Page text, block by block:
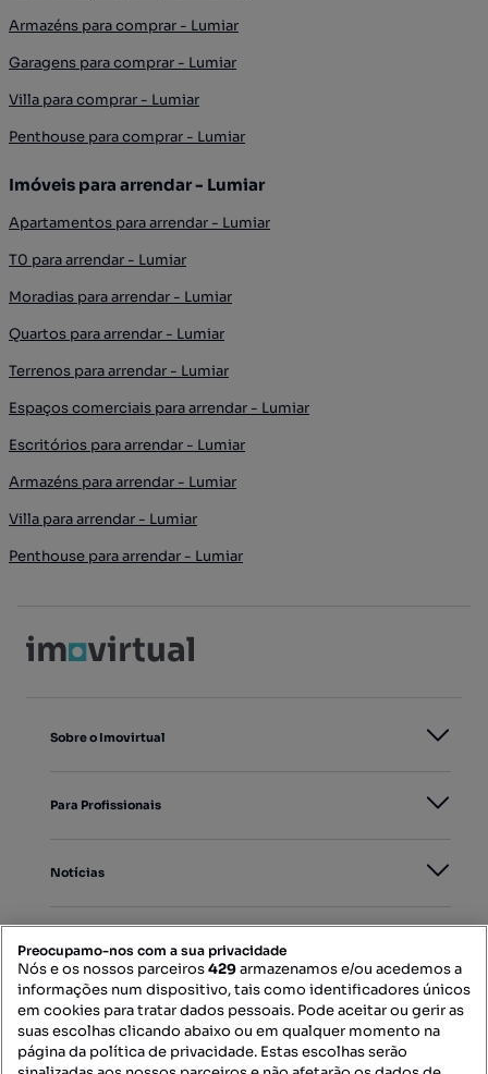
Armazéns para comprar - Lumiar
Garagens para comprar - Lumiar
Villa para comprar - Lumiar
Penthouse para comprar - Lumiar
Imóveis para arrendar - Lumiar
Apartamentos para arrendar - Lumiar
T0 para arrendar - Lumiar
Moradias para arrendar - Lumiar
Quartos para arrendar - Lumiar
Terrenos para arrendar - Lumiar
Espaços comerciais para arrendar - Lumiar
Escritórios para arrendar - Lumiar
Armazéns para arrendar - Lumiar
Villa para arrendar - Lumiar
Penthouse para arrendar - Lumiar
Sobre o Imovirtual
Para Profissionais
Notícias
Mapa do Site
Preocupamo-nos com a sua privacidade
Nós e os nossos parceiros429armazenamos e/ou acedemos a
informações num dispositivo, tais como identificadores únicos
em cookies para tratar dados pessoais. Pode aceitar ou gerir as
suas escolhas clicando abaixo ou em qualquer momento na
página da política de privacidade. Estas escolhas serão